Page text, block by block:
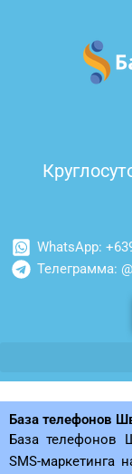
содержимому
WhatsApp:
Телеграмма:
База телефонов
База телефонов
SMS-маркетинга